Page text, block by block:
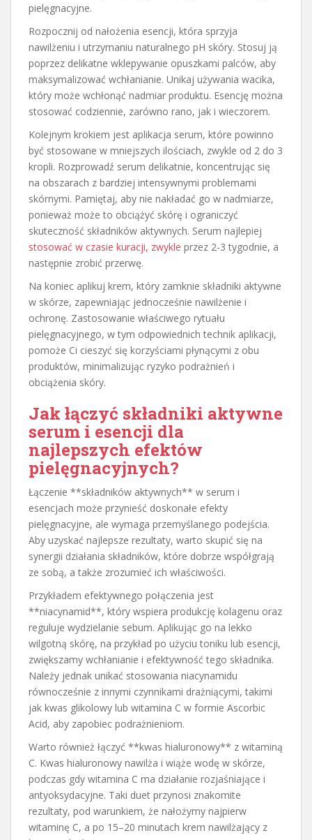
pielęgnacyjne.
Rozpocznij od nałożenia esencji, która sprzyja
nawilżeniu i utrzymaniu naturalnego pH skóry. Stosuj ją
poprzez delikatne wklepywanie opuszkami palców, aby
maksymalizować wchłanianie. Unikaj używania wacika,
który może wchłonąć nadmiar produktu. Esencję można
stosować codziennie, zarówno rano, jak i wieczorem.
Kolejnym krokiem jest aplikacja serum, które powinno
być stosowane w mniejszych ilościach, zwykle od 2 do 3
kropli. Rozprowadź serum delikatnie, koncentrując się
na obszarach z bardziej intensywnymi problemami
skórnymi. Pamiętaj, aby nie nakładać go w nadmiarze,
ponieważ może to obciążyć skórę i ograniczyć
skuteczność składników aktywnych. Serum najlepiej
stosować w czasie kuracji, zwykle przez 2-3 tygodnie, a
następnie zrobić przerwę.
Na koniec aplikuj krem, który zamknie składniki aktywne
w skórze, zapewniając jednocześnie nawilżenie i
ochronę. Zastosowanie właściwego rytuału
pielęgnacyjnego, w tym odpowiednich technik aplikacji,
pomoże Ci cieszyć się korzyściami płynącymi z obu
produktów, minimalizując ryzyko podrażnień i
obciążenia skóry.
Jak łączyć składniki aktywne
serum i esencji dla
najlepszych efektów
pielęgnacyjnych?
Łączenie **składników aktywnych** w serum i
esencjach może przynieść doskonałe efekty
pielęgnacyjne, ale wymaga przemyślanego podejścia.
Aby uzyskać najlepsze rezultaty, warto skupić się na
synergii działania składników, które dobrze współgrają
ze sobą, a także zrozumieć ich właściwości.
Przykładem efektywnego połączenia jest
**niacynamid**, który wspiera produkcję kolagenu oraz
reguluje wydzielanie sebum. Aplikując go na lekko
wilgotną skórę, na przykład po użyciu toniku lub esencji,
zwiększamy wchłanianie i efektywność tego składnika.
Należy jednak unikać stosowania niacynamidu
równocześnie z innymi czynnikami drażniącymi, takimi
jak kwas glikolowy lub witamina C w formie Ascorbic
Acid, aby zapobiec podrażnieniom.
Warto również łączyć **kwas hialuronowy** z witaminą
C. Kwas hialuronowy nawilża i wiąże wodę w skórze,
podczas gdy witamina C ma działanie rozjaśniające i
antyoksydacyjne. Taki duet przynosi znakomite
rezultaty, pod warunkiem, że nałożymy najpierw
witaminę C, a po 15–20 minutach krem nawilżający z